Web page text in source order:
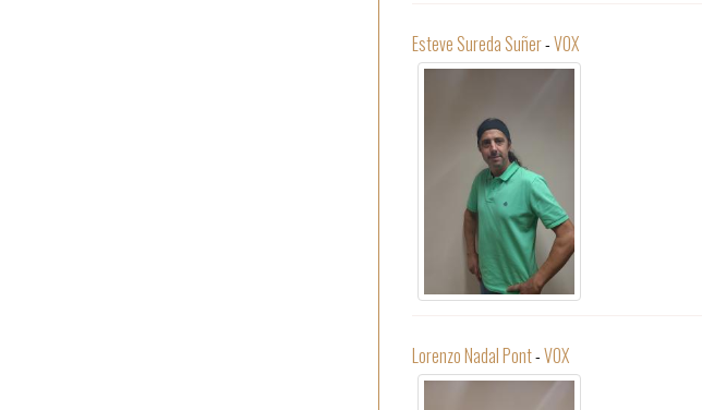
Esteve Sureda Suñer-VOX
Lorenzo Nadal Pont-VOX